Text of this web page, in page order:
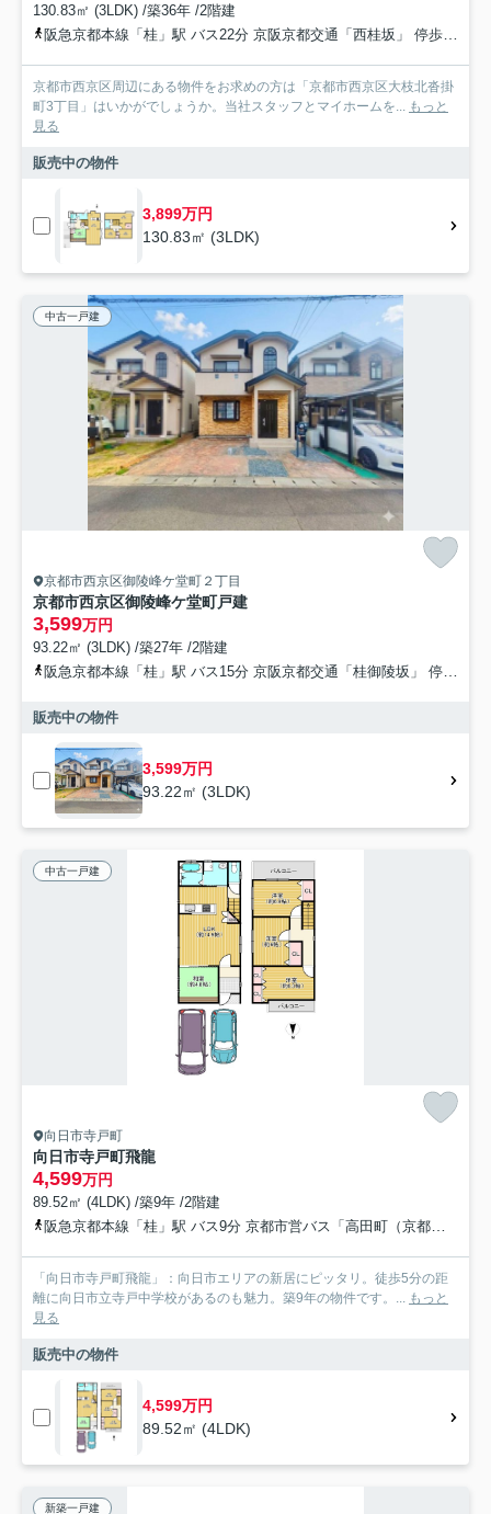
130.83㎡ (3LDK) /築36年 /2階建
阪急京都本線「桂」駅 バス22分 京阪京都交通「西桂坂」 停歩2分
京都市西京区周辺にある物件をお求めの方は「京都市西京区大枝北沓掛
町3丁目」はいかがでしょうか。当社スタッフとマイホームを... もっと
見る
販売中の物件
3,899万円
130.83㎡ (3LDK)
中古一戸建
京都市西京区御陵峰ケ堂町２丁目
京都市西京区御陵峰ケ堂町戸建
3,599万円
93.22㎡ (3LDK) /築27年 /2階建
阪急京都本線「桂」駅 バス15分 京阪京都交通「桂御陵坂」 停歩5分
販売中の物件
3,599万円
93.22㎡ (3LDK)
中古一戸建
向日市寺戸町
向日市寺戸町飛龍
4,599万円
89.52㎡ (4LDK) /築9年 /2階建
阪急京都本線「桂」駅 バス9分 京都市営バス「高田町（京都府）」 停歩13分
「向日市寺戸町飛龍」：向日市エリアの新居にピッタリ。徒歩5分の距
離に向日市立寺戸中学校があるのも魅力。築9年の物件です。... もっと
見る
販売中の物件
4,599万円
89.52㎡ (4LDK)
新築一戸建